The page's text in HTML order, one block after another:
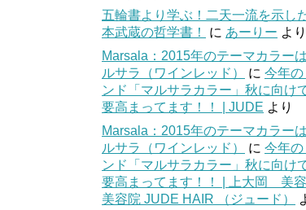
五輪書より学ぶ！二天一流を示し
本武蔵の哲学書！
に あーりー より
Marsala：2015年のテーマカラー
ルサラ（ワインレッド）
に 今年の
ンド「マルサラカラー」秋に向け
要高まってます！！ | JUDE より
Marsala：2015年のテーマカラー
ルサラ（ワインレッド）
に 今年の
ンド「マルサラカラー」秋に向け
要高まってます！！ | 上大岡 美
美容院 JUDE HAIR （ジュード）